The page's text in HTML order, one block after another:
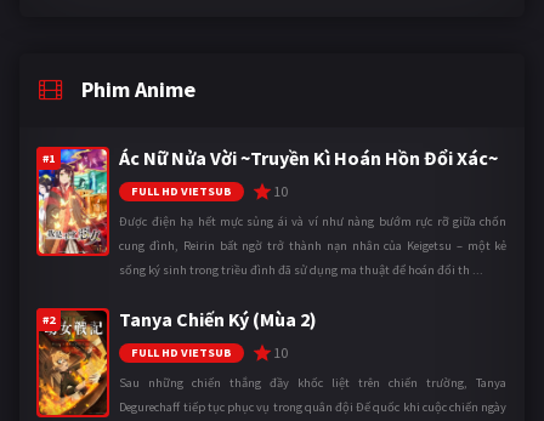
Phim Anime
#1 Ác Nữ Nửa Vời ~Truyền Kì Hoán Hồn Đổi Xác~
FULL HD VIETSUB 10
Được điện hạ hết mực sủng ái và ví như nàng bướm rực rỡ giữa chốn
cung đình, Reirin bất ngờ trở thành nạn nhân của Keigetsu – một kẻ
sống ký sinh trong triều đình đã sử dụng ma thuật để hoán đổi th ...
#2 Tanya Chiến Ký (Mùa 2)
FULL HD VIETSUB 10
Sau những chiến thắng đầy khốc liệt trên chiến trường, Tanya
Degurechaff tiếp tục phục vụ trong quân đội Đế quốc khi cuộc chiến ngày